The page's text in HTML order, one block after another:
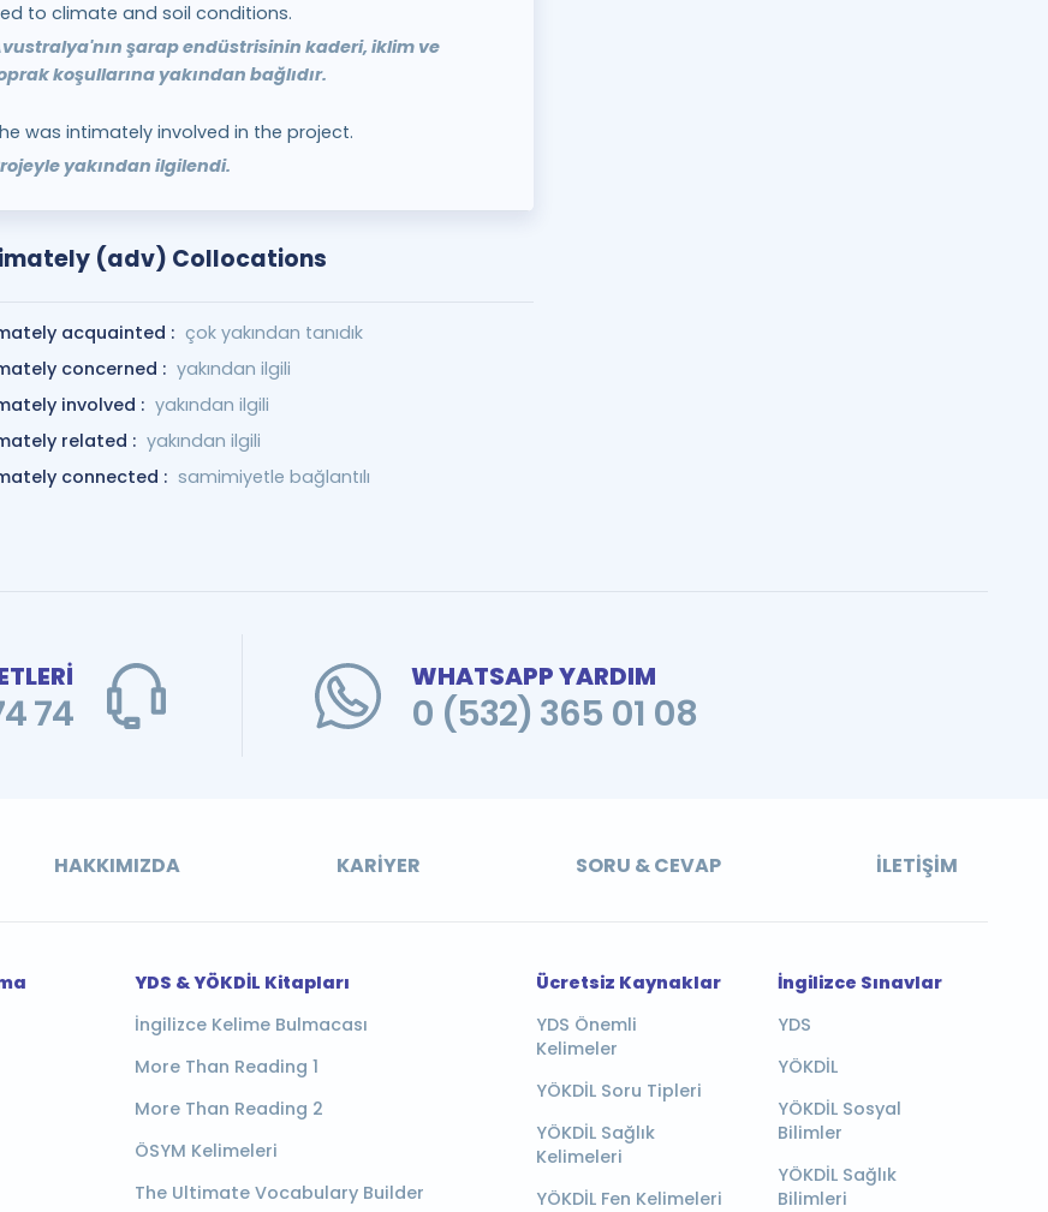
to climate and soil conditions.
şarap endüstrisinin kaderi, iklim ve
koşullarına yakından bağlıdır.
was intimately involved in the project.
yakından ilgilendi.
(adv) Collocations
acquainted : çok yakından tanıdık
concerned : yakından ilgili
involved : yakından ilgili
related : yakından ilgili
connected : samimiyetle bağlantılı
74
WHATSAPP YARDIM
0 (532) 365 01 08
HAKKIMIZDA KARIYER SORU & CEVAP İLETIŞIM
YDS & YÖKDİL Kitapları
İngilizce Kelime Bulmacası
More Than Reading 1
More Than Reading 2
ÖSYM Kelimeleri
The Ultimate Vocabulary Builder
Ücretsiz Kaynaklar
YDS Önemli
Kelimeler
YÖKDİL Soru Tipleri
YÖKDİL Sağlık
Kelimeleri
YÖKDİL Fen Kelimeleri
İngilizce Sınavlar
YDS
YÖKDİL
YÖKDİL Sosyal
Bilimler
YÖKDİL Sağlık
Bilimleri